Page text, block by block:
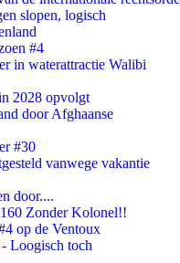
slopen, logisch
#4
in waterattractie Walibi
2028 opvolgt
door Afghaanse
#30
vanwege vakantie
door....
Zonder Kolonel!!
op de Ventoux
Loogisch toch